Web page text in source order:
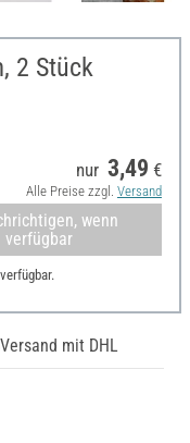
2 Stück
nur 3,49 €
Alle Preise zzgl. Versand
wenn
verfügbar
Versand mit DHL